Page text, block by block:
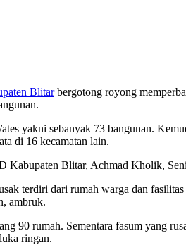
Blitarbergotong royong
yakni sebanyak 73 bangunan.
di 16 kecamatan lain.
Kabupaten Blitar, Achmad Kholik,
terdiri dari rumah warga dan
ambruk.
90 rumah. Sementara fasum yang
ringan.